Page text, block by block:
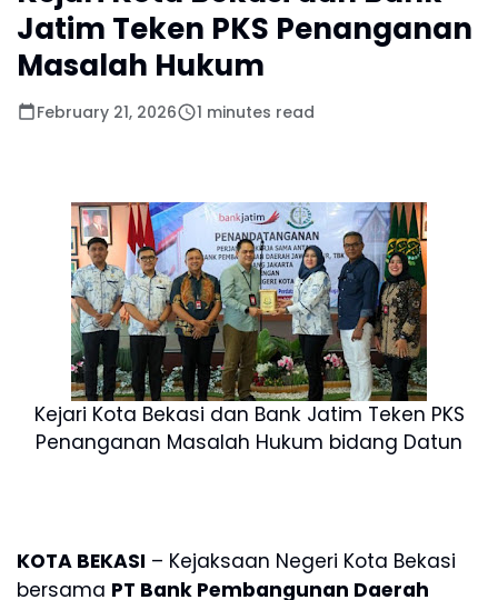
Jatim Teken PKS Penanganan
Masalah Hukum
February 21, 2026 1 minutes read
Kejari Kota Bekasi dan Bank Jatim Teken PKS
Penanganan Masalah Hukum bidang Datun
KOTA BEKASI – Kejaksaan Negeri Kota Bekasi
bersama PT Bank Pembangunan Daerah